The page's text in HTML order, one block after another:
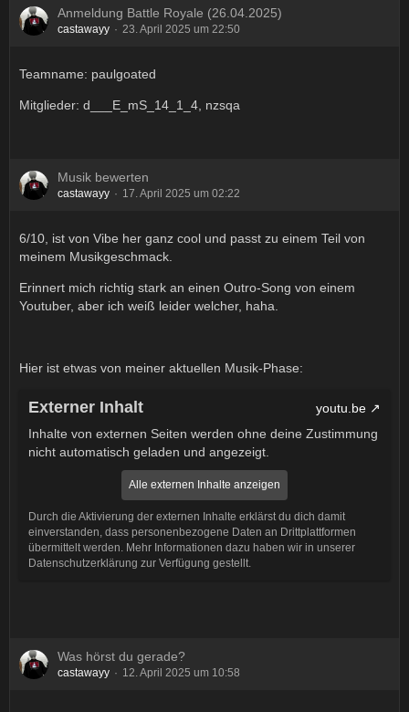
Anmeldung Battle Royale (26.04.2025)
castawayy 23. April 2025 um 22:50
Teamname: paulgoated
Mitglieder: d___E_mS_14_1_4, nzsqa
Musik bewerten
castawayy 17. April 2025 um 02:22
6/10, ist von Vibe her ganz cool und passt zu einem Teil von
meinem Musikgeschmack.
Erinnert mich richtig stark an einen Outro-Song von einem
Youtuber, aber ich weiß leider welcher, haha.
Hier ist etwas von meiner aktuellen Musik-Phase:
Externer Inhalt
youtu.be
Inhalte von externen Seiten werden ohne deine Zustimmung
nicht automatisch geladen und angezeigt.
Alle externen Inhalte anzeigen
Durch die Aktivierung der externen Inhalte erklärst du dich damit
einverstanden, dass personenbezogene Daten an Drittplattformen
übermittelt werden. Mehr Informationen dazu haben wir in unserer
Datenschutzerklärung zur Verfügung gestellt.
Was hörst du gerade?
castawayy 12. April 2025 um 10:58